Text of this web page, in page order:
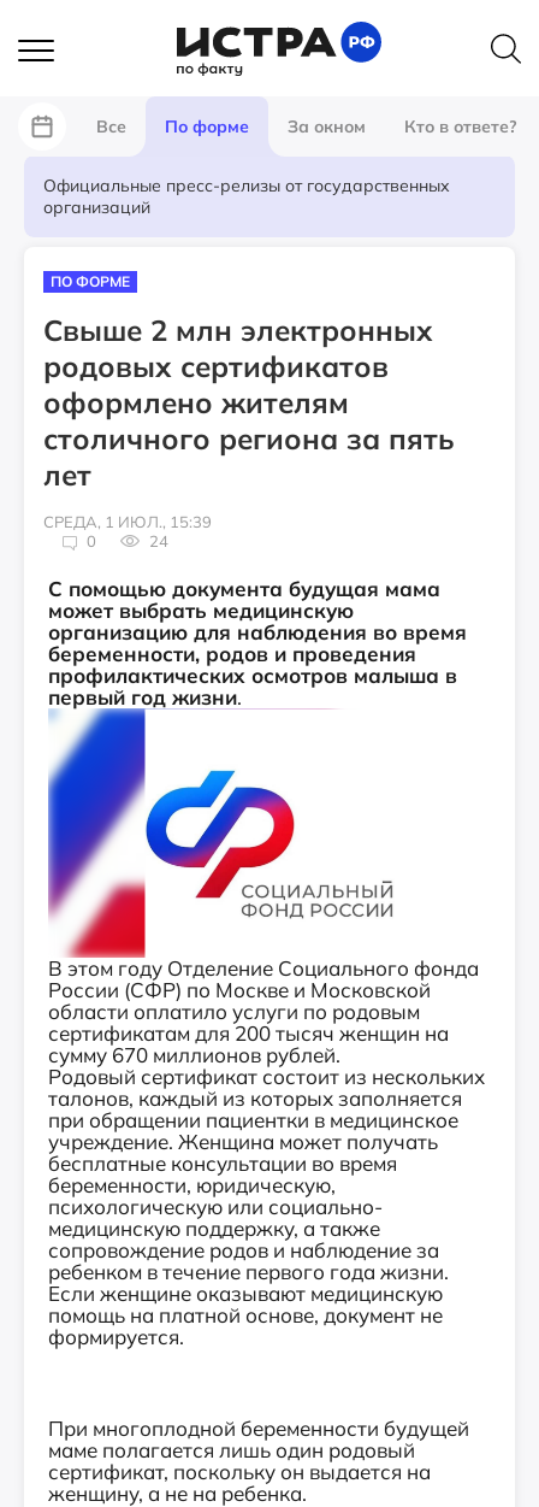
Все По форме За окном Кто в ответе?
Официальные пресс-релизы от государственных
организаций
ПО ФОРМЕ
Свыше 2 млн электронных
родовых сертификатов
оформлено жителям
столичного региона за пять
лет
СРЕДА, 1 ИЮЛ., 15:39
0
24
С помощью документа будущая мама
может выбрать медицинскую
организацию для наблюдения во время
беременности, родов и проведения
профилактических осмотров малыша в
первый год жизни.
В этом году Отделение Социального фонда
России (СФР) по Москве и Московской
области оплатило услуги по родовым
сертификатам для 200 тысяч женщин на
сумму 670 миллионов рублей.
Родовый сертификат состоит из нескольких
талонов, каждый из которых заполняется
при обращении пациентки в медицинское
учреждение. Женщина может получать
бесплатные консультации во время
беременности, юридическую,
психологическую или социально-
медицинскую поддержку, а также
сопровождение родов и наблюдение за
ребенком в течение первого года жизни.
Если женщине оказывают медицинскую
помощь на платной основе, документ не
формируется.
При многоплодной беременности будущей
маме полагается лишь один родовый
сертификат, поскольку он выдается на
женщину, а не на ребенка.